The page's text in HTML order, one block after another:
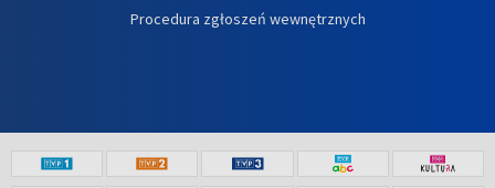
Procedura zgłoszeń wewnętrznych